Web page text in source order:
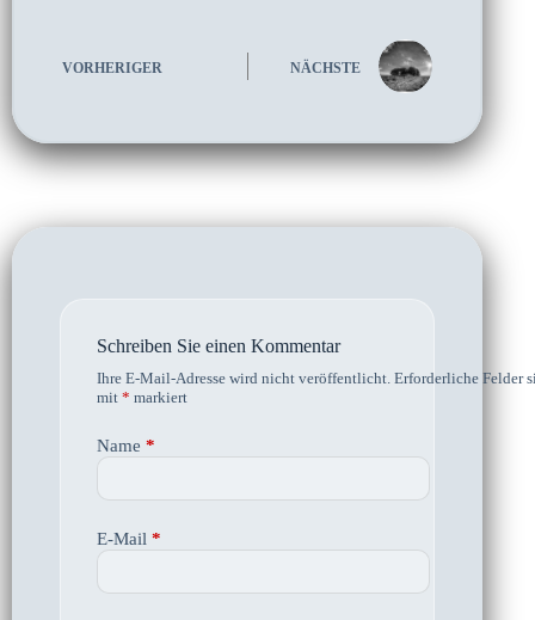
VORHERIGER NÄCHSTE
Schreiben Sie einen Kommentar
Ihre E-Mail-Adresse wird nicht veröffentlicht. Erforderliche Felder
mit * markiert
Name *
E-Mail *